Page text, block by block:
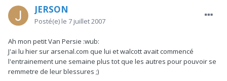
JERSON
Posté(e) le 7 juillet 2007
Ah mon petit Van Persie :wub:
J'ai lu hier sur arsenal.com que lui et walcott avait commencé
l'entrainement une semaine plus tot que les autres pour pouvoir se
remmetre de leur blessures ;)